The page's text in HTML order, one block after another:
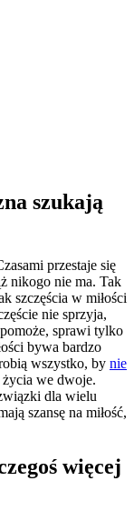
szukają
przestaje się
nikogo nie ma. Tak
szczęścia w miłości
nie sprzyja,
sprawi tylko
bywa bardzo
wszystko, by nie
we dwoje.
dla wielu
szansę na miłość,
więcej